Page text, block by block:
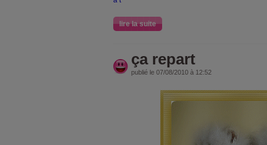
lire la suite
ça repart
publié le 07/08/2010 à 12:52